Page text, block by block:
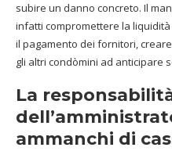
subire un danno concreto. Il
infatti compromettere la
il pagamento dei fornitori,
gli altri condòmini ad anticipare
La
ammanchi di